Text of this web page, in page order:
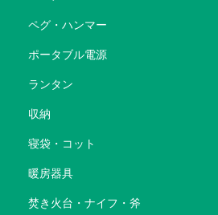
ペグ・ハンマー
ポータブル電源
ランタン
収納
寝袋・コット
暖房器具
焚き火台・ナイフ・斧